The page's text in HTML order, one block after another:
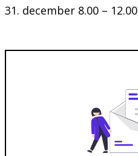
31. december 8.00 – 12.00